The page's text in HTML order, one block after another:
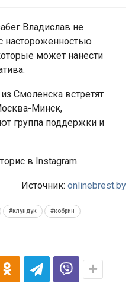
Владислав не
настороженностью
может нанести
Смоленска встретят
Минск,
группа поддержки и
в Instagram.
Источник: onlinebrest.by
#клундук #кобрин